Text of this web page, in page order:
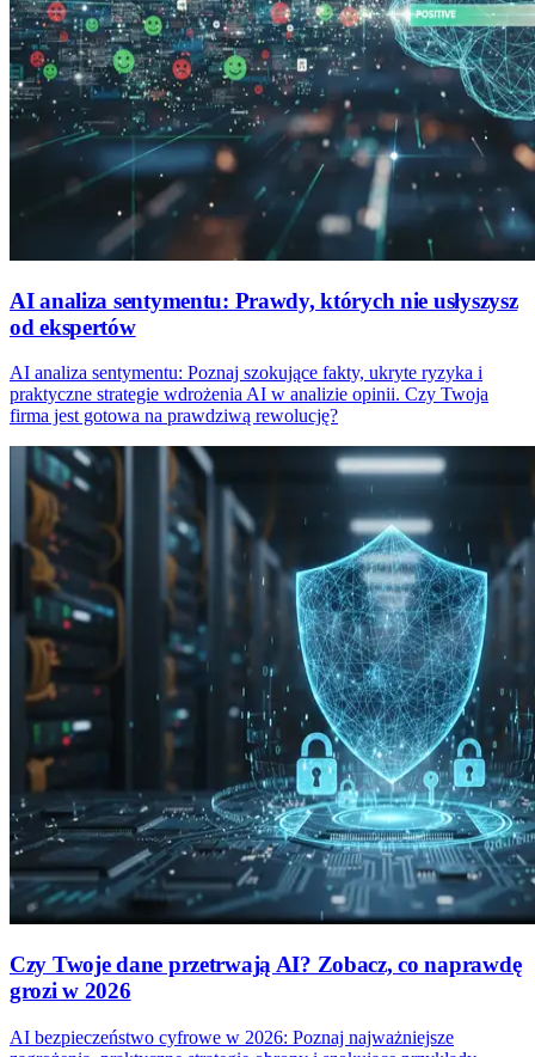
AI analiza sentymentu: Prawdy, których nie usłyszysz
od ekspertów
AI analiza sentymentu: Poznaj szokujące fakty, ukryte ryzyka i
praktyczne strategie wdrożenia AI w analizie opinii. Czy Twoja
firma jest gotowa na prawdziwą rewolucję?
Czy Twoje dane przetrwają AI? Zobacz, co naprawdę
grozi w 2026
AI bezpieczeństwo cyfrowe w 2026: Poznaj najważniejsze